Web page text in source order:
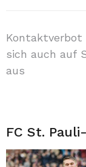
sich auch auf
aus
FC St.